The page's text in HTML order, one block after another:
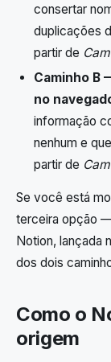
consertar
duplicações
partir de
Caminho B
no
informação
nenhum e
partir de
Se você está
terceira opção
Notion, lançada
dos dois
Como o
origem